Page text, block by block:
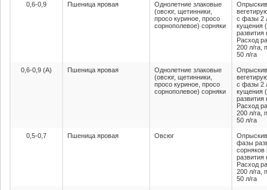
0,6-0,9 Пшеница яровая
Однолетние злаковые
(овсюг, щетинники,
просо куриное, просо
сорнополевое) сорняки
с фазы 2
кущения
развития
Расход
200 л/га,
50 л/га
0,6-0,9 (А) Пшеница яровая
Однолетние злаковые
(овсюг, щетинники,
просо куриное, просо
сорнополевое) сорняки
с фазы 2
кущения
развития
Расход
200 л/га,
50 л/га
0,5-0,7 Пшеница яровая Овсюг
фазы
развития
Расход
200 л/га,
50 л/га